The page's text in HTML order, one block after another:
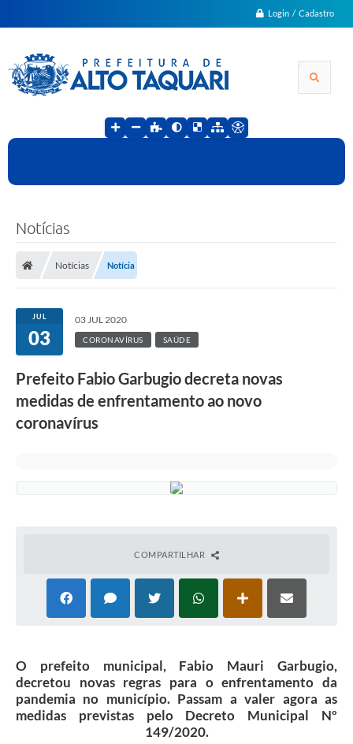
Login / Cadastro
Notícias
Notícias Notícia
JUL
03
03 JUL 2020
CORONAVÍRUS SAÚDE
Prefeito Fabio Garbugio decreta novas
medidas de enfrentamento ao novo
coronavírus
COMPARTILHAR
O prefeito municipal, Fabio Mauri Garbugio,
decretou novas regras para o enfrentamento da
pandemia no município. Passam a valer agora as
medidas previstas pelo Decreto Municipal Nº
149/2020.